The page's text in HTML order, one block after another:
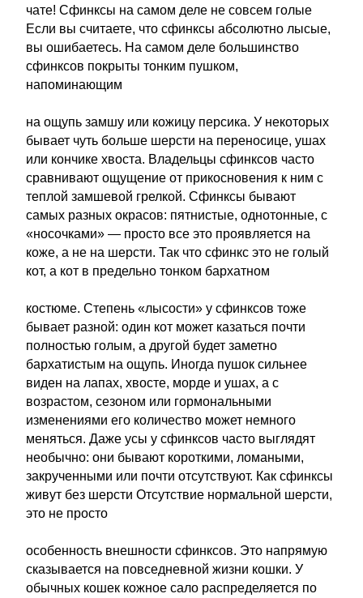
чате! Сфинксы на самом деле не совсем голые
Если вы считаете, что сфинксы абсолютно лысые,
вы ошибаетесь. На самом деле большинство
сфинксов покрыты тонким пушком,
напоминающим
на ощупь замшу или кожицу персика. У некоторых
бывает чуть больше шерсти на переносице, ушах
или кончике хвоста. Владельцы сфинксов часто
сравнивают ощущение от прикосновения к ним с
теплой замшевой грелкой. Сфинксы бывают
самых разных окрасов: пятнистые, однотонные, с
«носочками» — просто все это проявляется на
коже, а не на шерсти. Так что сфинкс это не голый
кот, а кот в предельно тонком бархатном
костюме. Степень «лысости» у сфинксов тоже
бывает разной: один кот может казаться почти
полностью голым, а другой будет заметно
бархатистым на ощупь. Иногда пушок сильнее
виден на лапах, хвосте, морде и ушах, а с
возрастом, сезоном или гормональными
изменениями его количество может немного
меняться. Даже усы у сфинксов часто выглядят
необычно: они бывают короткими, ломаными,
закрученными или почти отсутствуют. Как сфинксы
живут без шерсти Отсутствие нормальной шерсти,
это не просто
особенность внешности сфинксов. Это напрямую
сказывается на повседневной жизни кошки. У
обычных кошек кожное сало распределяется по